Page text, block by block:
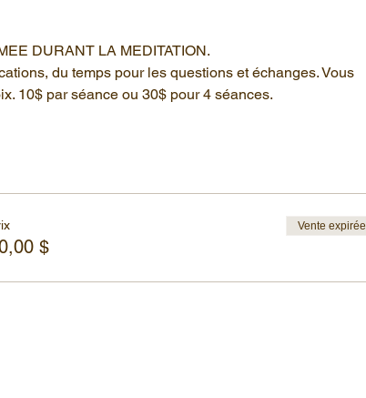
DURANT LA MEDITATION.
du temps pour les questions et échanges. Vous
10$ par séance ou 30$ pour 4 séances.
$
Vente expirée